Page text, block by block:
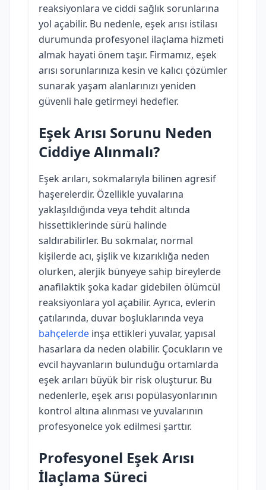
reaksiyonlara ve ciddi sağlık sorunlarına
yol açabilir. Bu nedenle, eşek arısı istilası
durumunda profesyonel ilaçlama hizmeti
almak hayati önem taşır. Firmamız, eşek
arısı sorunlarınıza kesin ve kalıcı çözümler
sunarak yaşam alanlarınızı yeniden
güvenli hale getirmeyi hedefler.
Eşek Arısı Sorunu Neden
Ciddiye Alınmalı?
Eşek arıları, sokmalarıyla bilinen agresif
haşerelerdir. Özellikle yuvalarına
yaklaşıldığında veya tehdit altında
hissettiklerinde sürü halinde
saldırabilirler. Bu sokmalar, normal
kişilerde acı, şişlik ve kızarıklığa neden
olurken, alerjik bünyeye sahip bireylerde
anafilaktik şoka kadar gidebilen ölümcül
reaksiyonlara yol açabilir. Ayrıca, evlerin
çatılarında, duvar boşluklarında veya
bahçelerde inşa ettikleri yuvalar, yapısal
hasarlara da neden olabilir. Çocukların ve
evcil hayvanların bulunduğu ortamlarda
eşek arıları büyük bir risk oluşturur. Bu
nedenlerle, eşek arısı popülasyonlarının
kontrol altına alınması ve yuvalarının
profesyonelce yok edilmesi şarttır.
Profesyonel Eşek Arısı
İlaçlama Süreci